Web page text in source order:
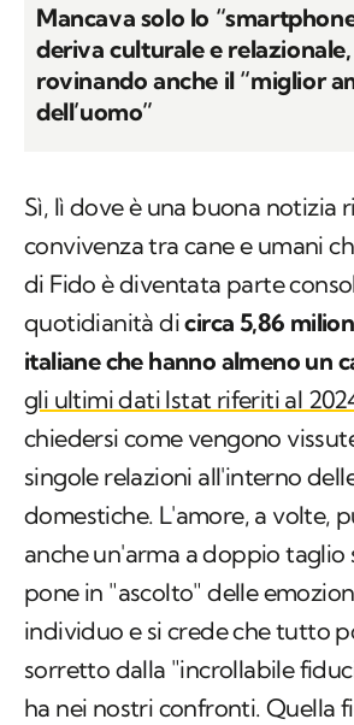
Mancava solo lo
deriva culturale e
rovinando anche il “miglior
dell’uomo”
Sì, lì dove è una buona notizia
convivenza tra cane e umani
di Fido è diventata parte
quotidianità dicirca 5,86
italiane che hanno almeno un
gli ultimi dati Istat riferiti al
chiedersi come vengono
singole relazioni all'interno
domestiche. L'amore, a volte,
anche un'arma a doppio taglio
pone in "ascolto" delle
individuo e si crede che tutto
sorretto dalla "incrollabile
ha nei nostri confronti. Quella